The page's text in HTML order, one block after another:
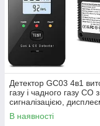
Детектор GC03 4в1
газу і чадного газу CO з
сигналізацією,
вимірюванням
й вологості Чорний
В наявності